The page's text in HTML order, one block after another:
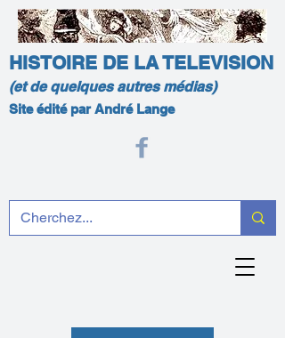
HISTOIRE DE LA TELEVISION
(et de quelques autres médias)
Site édité par André Lange